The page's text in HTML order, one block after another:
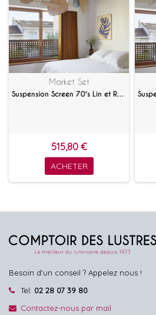
Market Set
Suspension Screen 70's Lin et Raphia
515,80 €
ACHETER
Besoin d'un conseil ? Appelez nous !
Tel: 02 28 07 39 80
Contactez-nous par mail